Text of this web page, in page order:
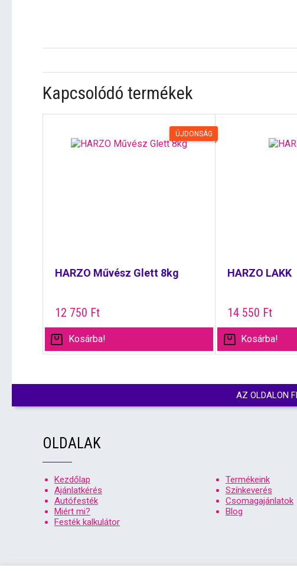
Kapcsolódó termékek
ÚJDONSÁG
HARZO Művész Glett 8kg
12 750 Ft
Kosárba!
HARZO LAKK
14 550 Ft
Kosárba!
AZ OLDALON
OLDALAK
Kezdőlap
Termékeink
Ajánlatkérés
Színkeverés
Autófesték
Csomagajánlatok
Miért mi?
Blog
Festék kalkulátor